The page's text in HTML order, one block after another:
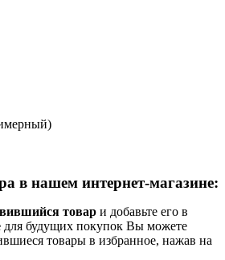
в нашем интернет-магазине:
товар и добавьте его в
для будущих покупок Вы можете
товары в избранное, нажав на